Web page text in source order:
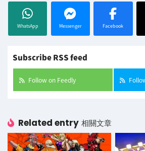
WhatsApp Messenger Facebook
Subscribe RSS feed
Follow on Feedly
Related entry 相關文章